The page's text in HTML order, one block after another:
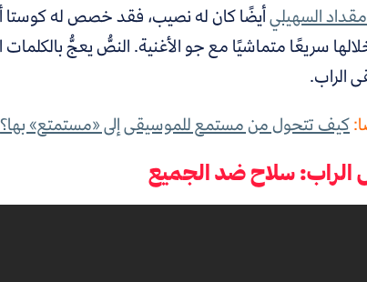
مقداد السهيليأيضًا كان له نصيب، فقد خصص له كوستا
سريعًا متماشيًا مع جو الأغنية. النصُّ يعجُّ
الراب.
كيف تتحول من مستمع للموسيقى إلى «مستمتع» بها؟
الراب: سلاح ضد الجميع